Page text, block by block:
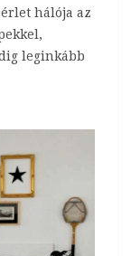
hálója az
leginkább